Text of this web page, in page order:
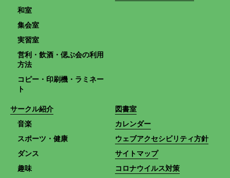
和室
集会室
実習室
営利・飲酒・偲ぶ会の利用
方法
コピー・印刷機・ラミネー
ト
サークル紹介
音楽
スポーツ・健康
ダンス
趣味
図書室
カレンダー
ウェブアクセシビリティ方針
サイトマップ
コロナウイルス対策